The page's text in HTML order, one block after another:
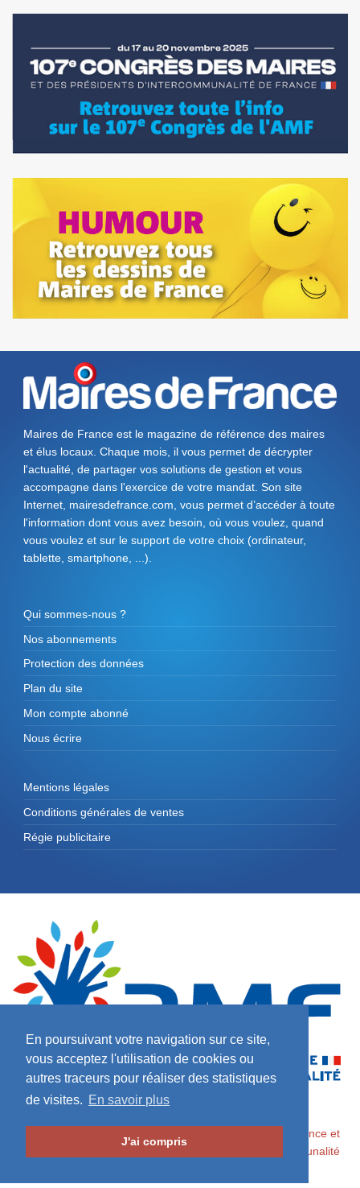
En poursuivant votre navigation sur ce site,
vous acceptez l'utilisation de cookies ou
autres traceurs pour réaliser des statistiques
de visites. En savoir plus
J'ai compris
Maires de France est le magazine de référence des maires
et élus locaux. Chaque mois, il vous permet de décrypter
l'actualité, de partager vos solutions de gestion et vous
accompagne dans l'exercice de votre mandat. Son site
Internet, mairesdefrance.com, vous permet d’accéder à toute
l'information dont vous avez besoin, où vous voulez, quand
vous voulez et sur le support de votre choix (ordinateur,
tablette, smartphone, ...).
Qui sommes-nous ?
Nos abonnements
Protection des données
Plan du site
Mon compte abonné
Nous écrire
Mentions légales
Conditions générales de ventes
Régie publicitaire
Maires de France / Association des Maires de France et
des Présidents d'Intercommunalité